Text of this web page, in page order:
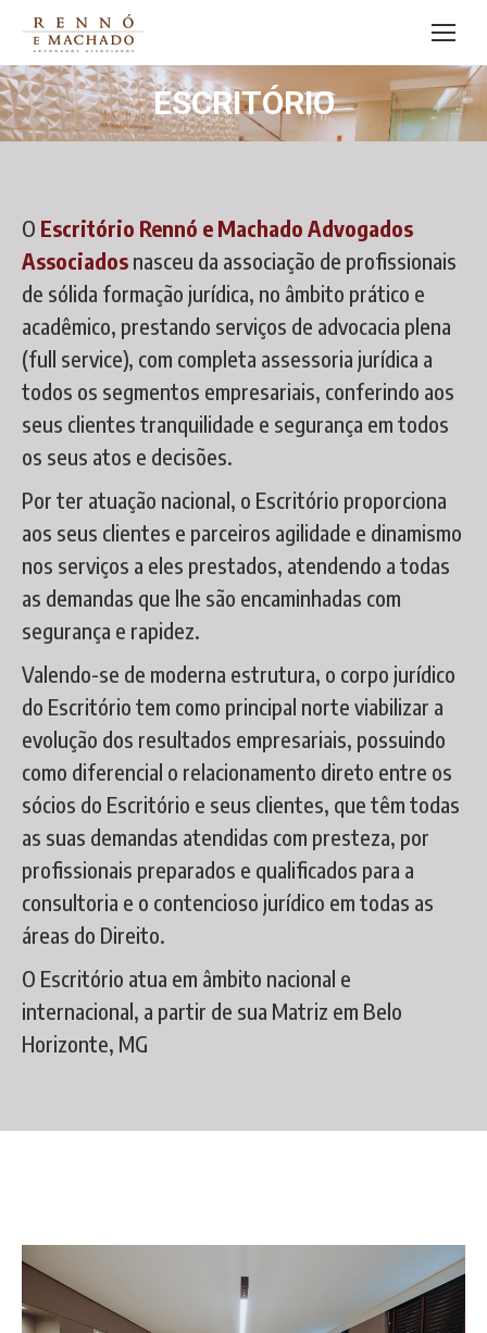
ESCRITÓRIO
Você está aqui:
O Escritório Rennó e Machado Advogados
Associados nasceu da associação de profissionais
de sólida formação jurídica, no âmbito prático e
acadêmico, prestando serviços de advocacia plena
(full service), com completa assessoria jurídica a
todos os segmentos empresariais, conferindo aos
seus clientes tranquilidade e segurança em todos
os seus atos e decisões.
Por ter atuação nacional, o Escritório proporciona
aos seus clientes e parceiros agilidade e dinamismo
nos serviços a eles prestados, atendendo a todas
as demandas que lhe são encaminhadas com
segurança e rapidez.
Valendo-se de moderna estrutura, o corpo jurídico
do Escritório tem como principal norte viabilizar a
evolução dos resultados empresariais, possuindo
como diferencial o relacionamento direto entre os
sócios do Escritório e seus clientes, que têm todas
as suas demandas atendidas com presteza, por
profissionais preparados e qualificados para a
consultoria e o contencioso jurídico em todas as
áreas do Direito.
O Escritório atua em âmbito nacional e
internacional, a partir de sua Matriz em Belo
Horizonte, MG